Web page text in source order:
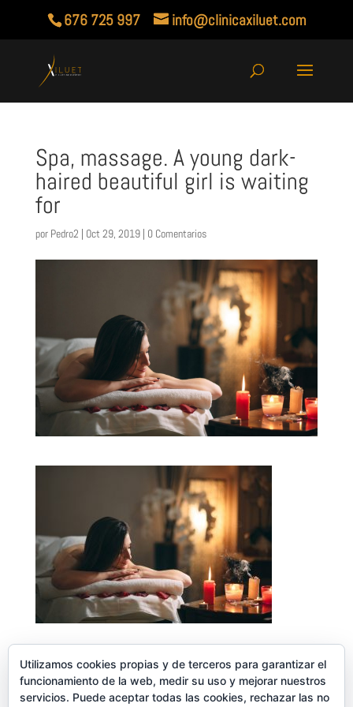
676 725 997 info@clinicaxiluet.com
Spa, massage. A young dark-
haired beautiful girl is waiting
for
por Pedro2 | Oct 29, 2019| 0 Comentarios
Utilizamos cookies propias y de terceros para garantizar el
funcionamiento de la web, medir su uso y mejorar nuestros
servicios. Puede aceptar todas las cookies, rechazar las no